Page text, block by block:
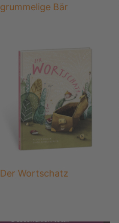
grummelige Bär
Der Wortschatz